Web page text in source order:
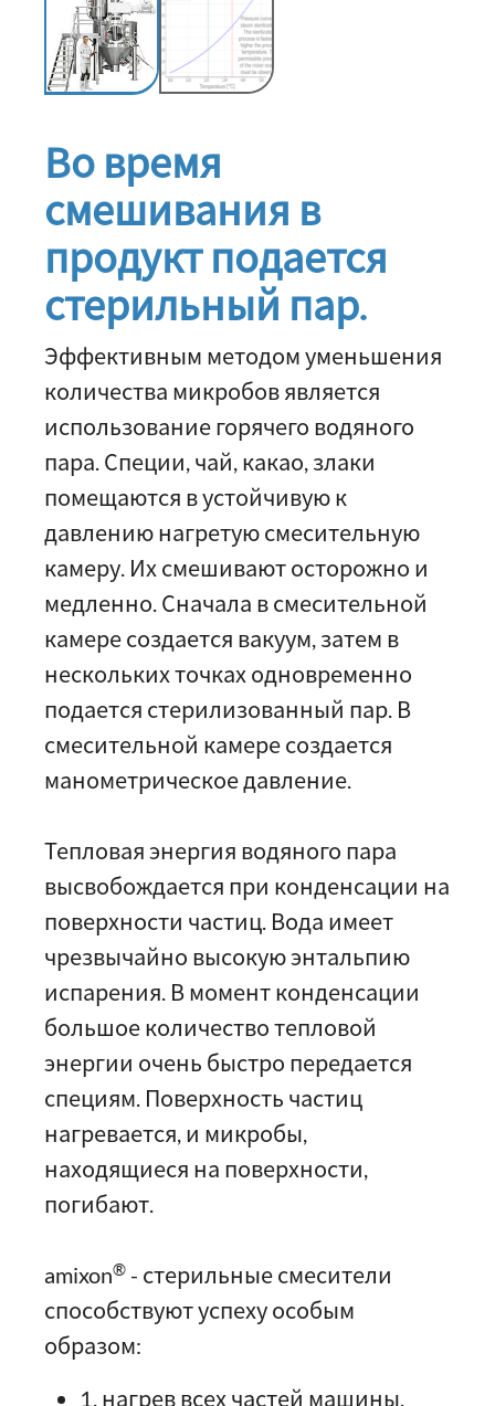
Во время
смешивания в
продукт подается
стерильный пар.
Эффективным методом уменьшения
количества микробов является
использование горячего водяного
пара. Специи, чай, какао, злаки
помещаются в устойчивую к
давлению нагретую смесительную
камеру. Их смешивают осторожно и
медленно. Сначала в смесительной
камере создается вакуум, затем в
нескольких точках одновременно
подается стерилизованный пар. В
смесительной камере создается
манометрическое давление.
Тепловая энергия водяного пара
высвобождается при конденсации на
поверхности частиц. Вода имеет
чрезвычайно высокую энтальпию
испарения. В момент конденсации
большое количество тепловой
энергии очень быстро передается
специям. Поверхность частиц
нагревается, и микробы,
находящиеся на поверхности,
погибают.
amixon® - стерильные смесители
способствуют успеху особым
образом:
1. нагрев всех частей машины,